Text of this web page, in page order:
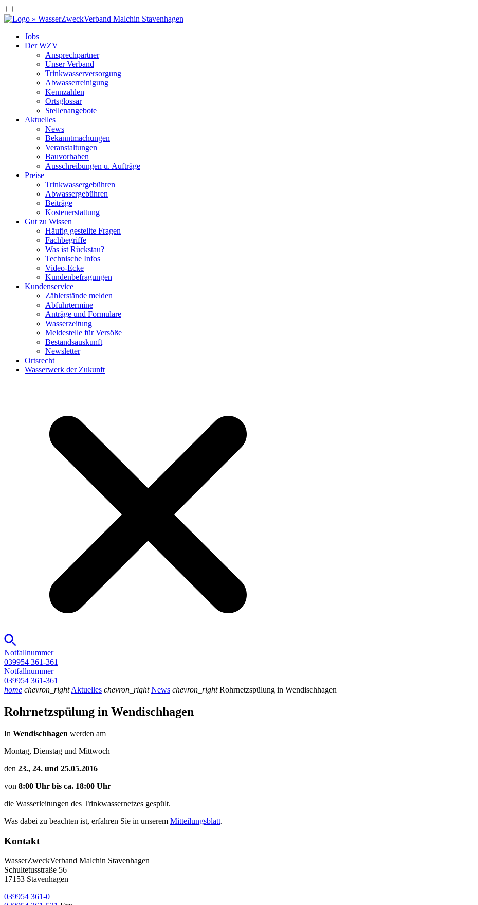
Jobs
Der WZV
Ansprechpartner
Unser Verband
Trinkwasser­versorgung
Abwasserreinigung
Kennzahlen
Ortsglossar
Stellenangebote
Aktuelles
News
Bekanntmachungen
Veranstaltungen
Bauvorhaben
Ausschreibungen u. Aufträge
Preise
Trinkwassergebühren
Abwassergebühren
Beiträge
Kostenerstattung
Gut zu Wissen
Häufig gestellte Fragen
Fachbegriffe
Was ist Rückstau?
Technische Infos
Video-Ecke
Kundenbefragungen
Kundenservice
Zählerstände melden
Abfuhrtermine
Anträge und Formulare
Wasserzeitung
Meldestelle für Versöße
Bestandsauskunft
Newsletter
Ortsrecht
Wasserwerk der Zukunft
Notfallnummer
039954 361-361
Notfallnummer
039954 361-361
home chevron_right Aktuelles chevron_right News chevron_right Rohrnetzspülung in Wendischhagen
Rohrnetzspülung in Wendischhagen
In Wendischhagen werden am
Montag, Dienstag und Mittwoch
den 23., 24. und 25.05.2016
von 8:00 Uhr bis ca. 18:00 Uhr
die Wasserleitungen des Trinkwassernetzes gespült.
Was dabei zu beachten ist, erfahren Sie in unserem Mitteilungsblatt.
Kontakt
WasserZweckVerband­ Malchin Stavenhagen
Schultetusstraße 56
17153 Stavenhagen
039954 361-0